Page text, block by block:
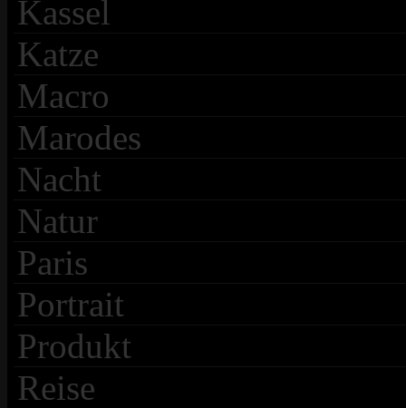
Kassel
Katze
Macro
Marodes
Nacht
Natur
Paris
Portrait
Produkt
Reise